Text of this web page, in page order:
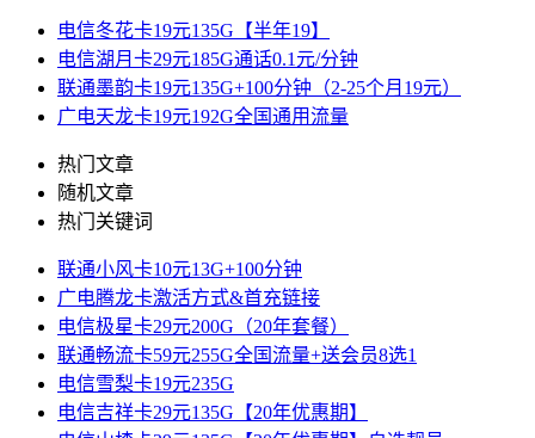
电信冬花卡19元135G【半年19】
电信湖月卡29元185G通话0.1元/分钟
联通墨韵卡19元135G+100分钟（2-25个月19元）
广电天龙卡19元192G全国通用流量
热门文章
随机文章
热门关键词
联通小风卡10元13G+100分钟
广电腾龙卡激活方式&首充链接
电信极星卡29元200G（20年套餐）
联通畅流卡59元255G全国流量+送会员8选1
电信雪梨卡19元235G
电信吉祥卡29元135G【20年优惠期】